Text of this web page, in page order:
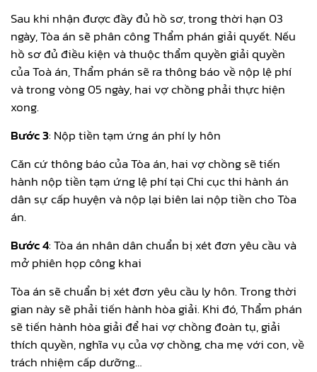
Sau khi nhận được đầy đủ hồ sơ, trong thời hạn 03
ngày, Tòa án sẽ phân công Thẩm phán giải quyết. Nếu
hồ sơ đủ điều kiện và thuộc thẩm quyền giải quyền
của Toà án, Thẩm phán sẽ ra thông báo về nộp lệ phí
và trong vòng 05 ngày, hai vợ chồng phải thực hiện
xong.
Bước 3: Nộp tiền tạm ứng án phí ly hôn
Căn cứ thông báo của Tòa án, hai vợ chồng sẽ tiến
hành nộp tiền tạm ứng lệ phí tại Chi cục thi hành án
dân sự cấp huyện và nộp lại biên lai nộp tiền cho Tòa
án.
Bước 4: Tòa án nhân dân chuẩn bị xét đơn yêu cầu và
mở phiên họp công khai
Tòa án sẽ chuẩn bị xét đơn yêu cầu ly hôn. Trong thời
gian này sẽ phải tiến hành hòa giải. Khi đó, Thẩm phán
sẽ tiến hành hòa giải để hai vợ chồng đoàn tụ, giải
thích quyền, nghĩa vụ của vợ chồng, cha mẹ với con, về
trách nhiệm cấp dưỡng…